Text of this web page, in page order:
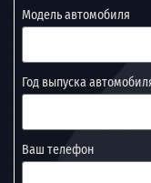
Модель автомобиля
Год выпуска
Ваш телефон